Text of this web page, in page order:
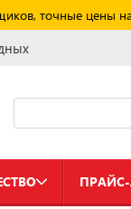
точные цены